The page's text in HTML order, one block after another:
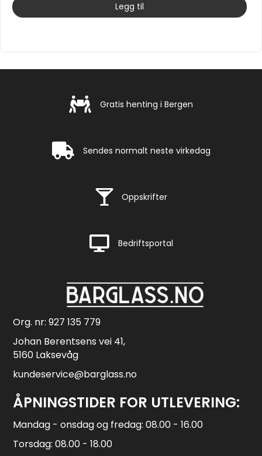
Legg til
Gratis henting i Bergen
Gratis henting i Bergen
Rask levering
Sendes normalt neste virkedag
Rask levering
Oppskrifter
Rask levering
Bedriftsportal
Org. nr: 927 135 779
Johan Berentsens vei 41,
5160 Laksevåg
kundeservice@barglass.no
ÅPNINGSTIDER FOR UTLEVERING:
Mandag - onsdag og fredag: 08.00 - 16.00
Torsdag: 08.00 - 18.00